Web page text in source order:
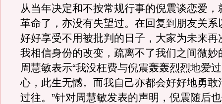
从当年决定和不按常规行事的倪震谈恋爱，
革命了，亦没有失望过。在回复到朋友关系
好好享受不用被批判的日子，大家为未来再
我相信身份的改变，疏离不了我们之间微妙
周慧敏表示“我没枉费与倪震轰轰烈烈地爱
心，此生无憾。而我自己亦都会好好地勇敢
过往。”针对周慧敏发表的声明，倪震随后